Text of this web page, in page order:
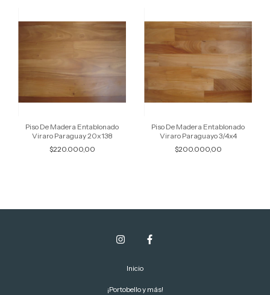
Piso De Madera Entablonado
Viraro Paraguay 20x138
$220.000,00
Piso De Madera Entablonado
Viraro Paraguayo 3/4x4
$200.000,00
Inicio
¡Portobello y más!